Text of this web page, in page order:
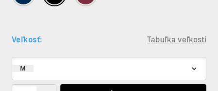
Veľkosť: Tabuľka veľkostí
M